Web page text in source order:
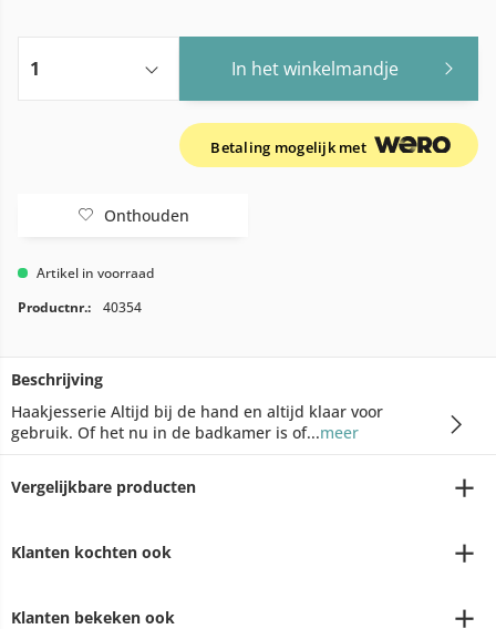
In het winkelmandje
Betaling mogelijk met
Onthouden
Artikel in voorraad
Productnr.:
40354
Beschrijving
Haakjesserie Altijd bij de hand en altijd klaar voor
gebruik. Of het nu in de badkamer is of...meer
Vergelijkbare producten
Klanten kochten ook
Klanten bekeken ook